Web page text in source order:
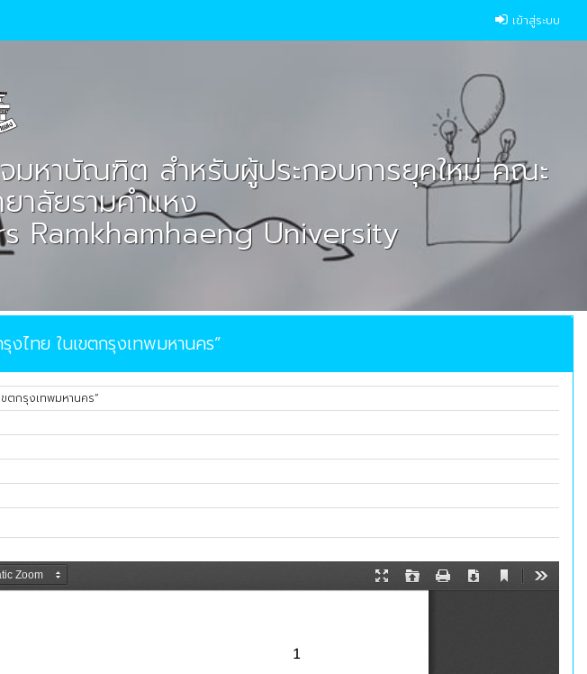
เข้าสู่ระบบ
มหาบัณฑิต สำหรับผู้ประกอบการยุคใหม่ คณะ
าลัยรามคำแหง
Ramkhamhaeng University
งไทย ในเขตกรุงเทพมหานคร”
ตกรุงเทพมหานคร”